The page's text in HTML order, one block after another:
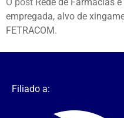
empregada, alvo de
FETRACOM.
Filiado a: